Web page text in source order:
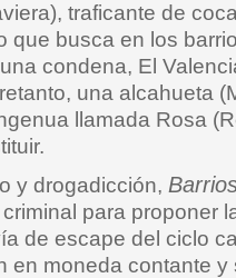
traficante de
que busca en los
condena, El
una alcahueta
llamada Rosa
y drogadicción,
para proponer
de escape del ciclo
en moneda contante y